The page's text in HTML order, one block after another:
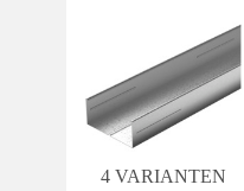
4 VARIANTEN